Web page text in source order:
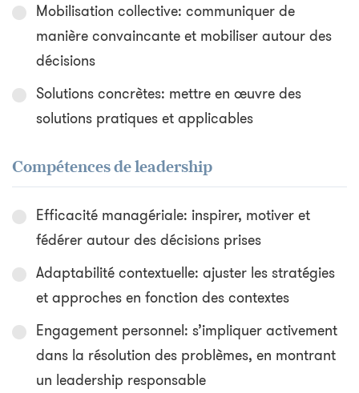
Mobilisation collective: communiquer de
manière convaincante et mobiliser autour des
décisions
Solutions concrètes: mettre en œuvre des
solutions pratiques et applicables
Compétences de leadership
Efficacité managériale: inspirer, motiver et
fédérer autour des décisions prises
Adaptabilité contextuelle: ajuster les stratégies
et approches en fonction des contextes
Engagement personnel: s’impliquer activement
dans la résolution des problèmes, en montrant
un leadership responsable